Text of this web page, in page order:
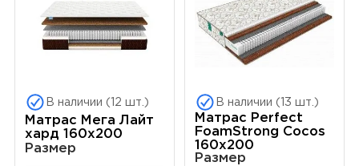
В наличии (12 шт.)
Матрас Мега Лайт
хард 160х200
Размер
В наличии (13 шт.)
Матрас Perfect
FoamStrong Cocos
160х200
Размер